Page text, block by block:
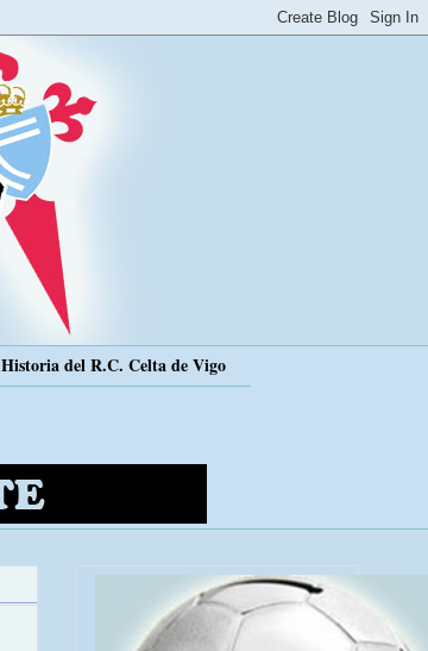
Historia del R.C. Celta de Vigo